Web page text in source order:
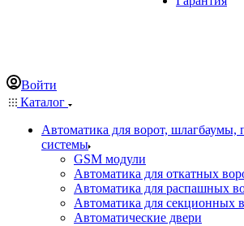
Войти
Каталог
Автоматика для ворот, шлагбаумы,
системы
GSM модули
Автоматика для откатных
Автоматика для распашных
Автоматика для секционных
Автоматические двери